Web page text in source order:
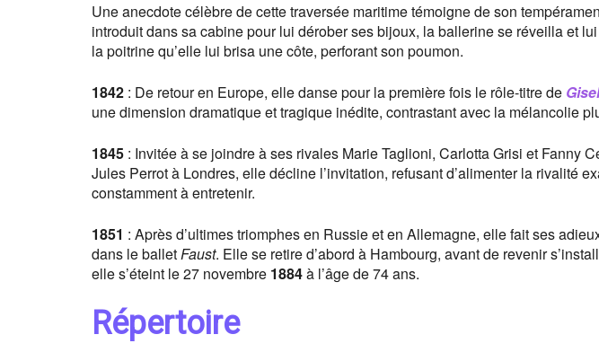
Une anecdote célèbre de cette traversée maritime témoigne de son
introduit dans sa cabine pour lui dérober ses bijoux, la ballerine se réveilla et
la poitrine qu’elle lui brisa une côte, perforant son poumon.
1842 : De retour en Europe, elle danse pour la première fois le rôle-titre de
une dimension dramatique et tragique inédite, contrastant avec la mélancolie
1845 : Invitée à se joindre à ses rivales Marie Taglioni, Carlotta Grisi et Fanny
Jules Perrot à Londres, elle décline l’invitation, refusant d’alimenter la rivalité
constamment à entretenir.
1851 : Après d’ultimes triomphes en Russie et en Allemagne, elle fait ses
dans le balletFaust. Elle se retire d’abord à Hambourg, avant de revenir
elle s’éteint le 27 novembre 1884à l’âge de 74 ans.
Répertoire